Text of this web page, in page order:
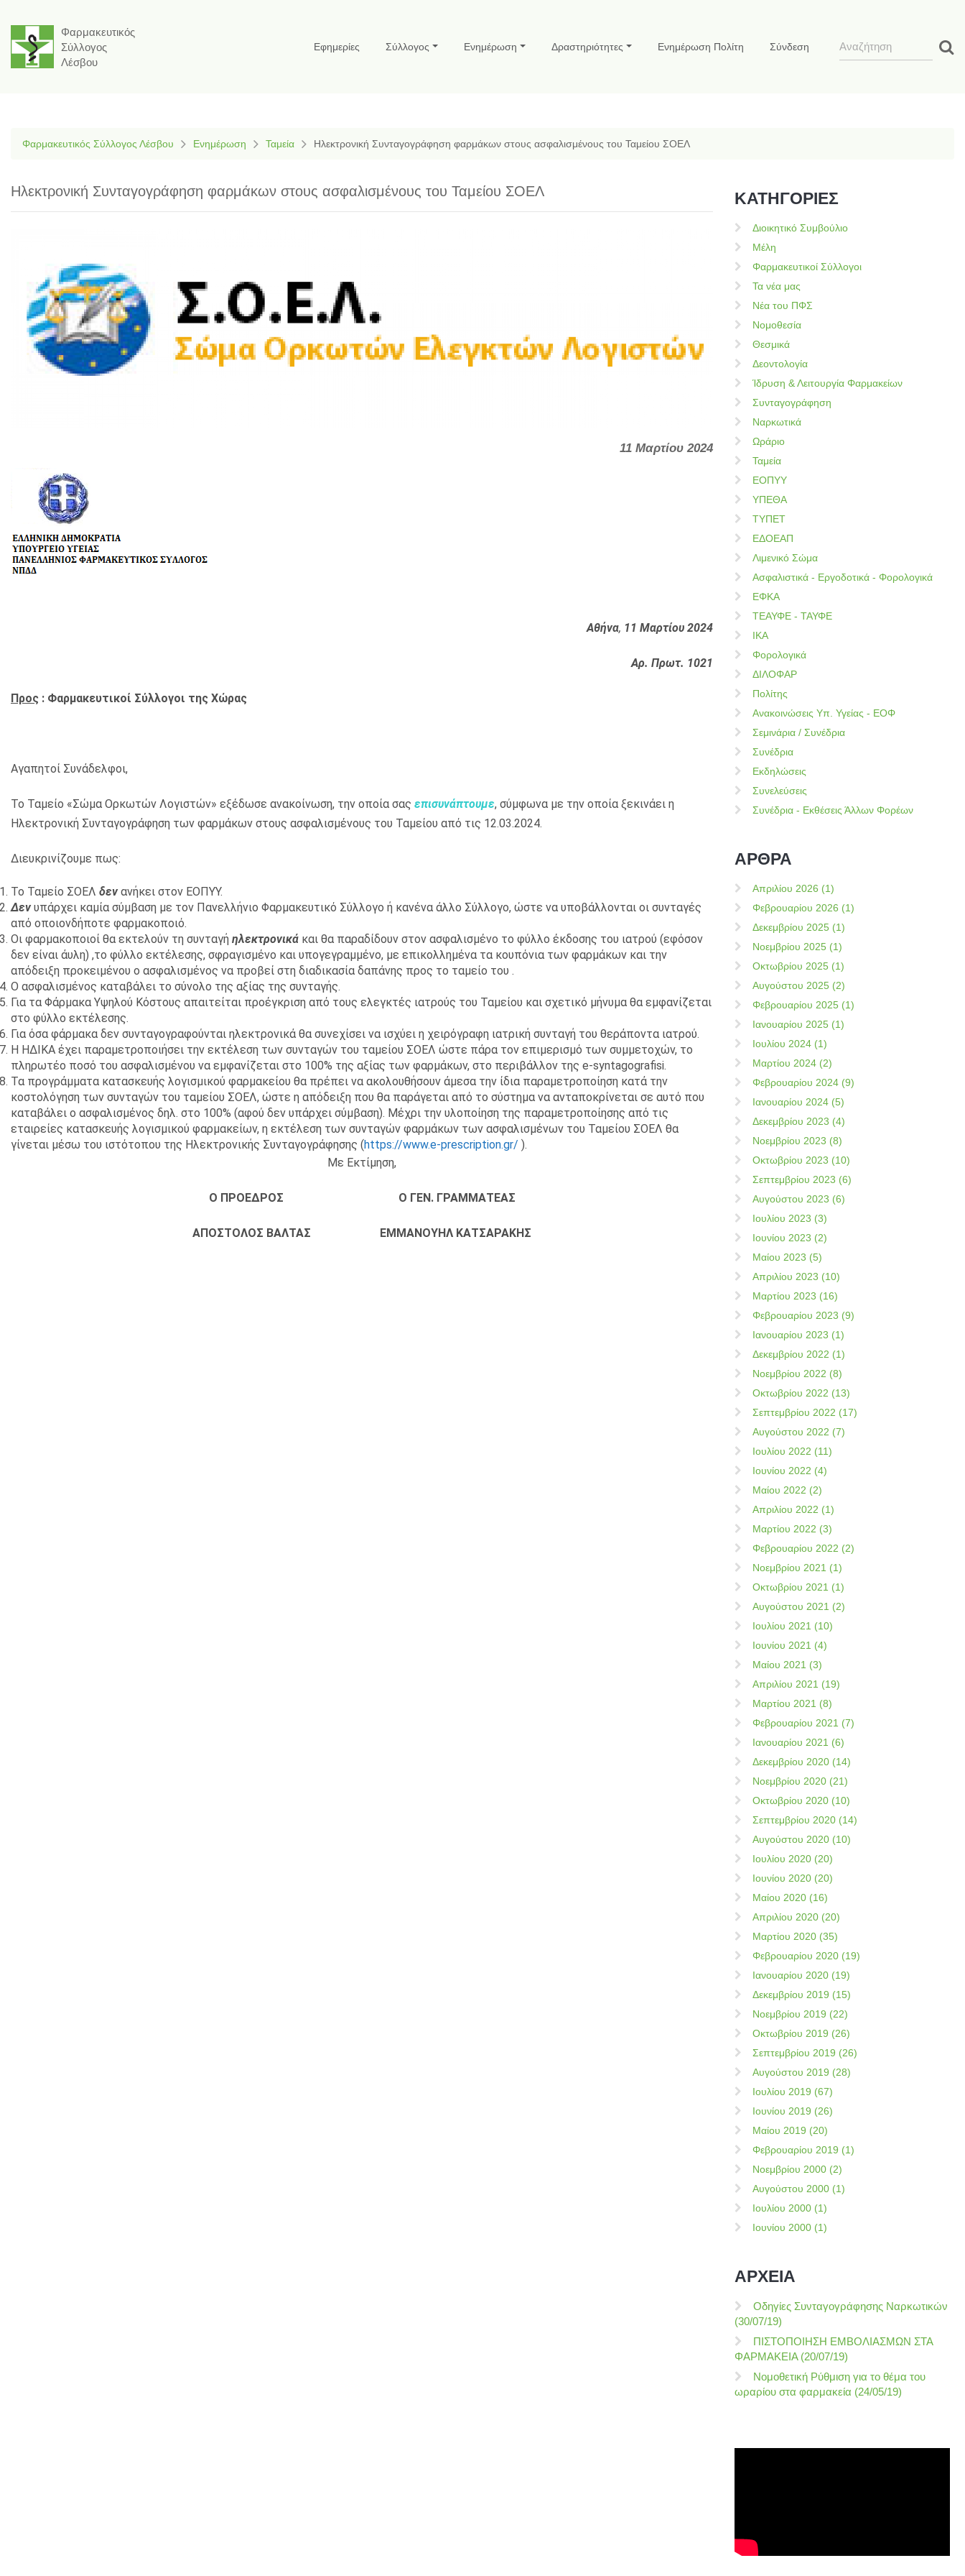
Φαρμακευτικός
Σύλλογος
Λέσβου
Εφημερίες Σύλλογος Ενημέρωση Δραστηριότητες Ενημέρωση Πολίτη Σύνδεση
Φαρμακευτικός Σύλλογος Λέσβου Ενημέρωση Ταμεία Ηλεκτρονική Συνταγογράφηση φαρμάκων στους ασφαλισμένους του Ταμείου ΣΟΕΛ
Ηλεκτρονική Συνταγογράφηση φαρμάκων στους ασφαλισμένους του Ταμείου ΣΟΕΛ
11 Μαρτίου 2024
Αθήνα, 11 Μαρτίου 2024
Αρ. Πρωτ. 1021
Προς : Φαρμακευτικοί Σύλλογοι της Χώρας
Αγαπητοί Συνάδελφοι,
Το Ταμείο «Σώμα Ορκωτών Λογιστών» εξέδωσε ανακοίνωση, την οποία σας επισυνάπτουμε, σύμφωνα με την οποία ξεκινάει η
Ηλεκτρονική Συνταγογράφηση των φαρμάκων στους ασφαλισμένους του Ταμείου από τις 12.03.2024.
Διευκρινίζουμε πως:
Το Ταμείο ΣΟΕΛ δενανήκει στον ΕΟΠΥΥ.
Δενυπάρχει καμία σύμβαση με τον Πανελλήνιο Φαρμακευτικό Σύλλογο ή κανένα άλλο Σύλλογο, ώστε να υποβάλλονται οι συνταγές
από οποιονδήποτε φαρμακοποιό.
Οι φαρμακοποιοί θα εκτελούν τη συνταγή ηλεκτρονικά και θα παραδίδουν στον ασφαλισμένο το φύλλο έκδοσης του ιατρού (εφόσον
δεν είναι άυλη) ,το φύλλο εκτέλεσης, σφραγισμένο και υπογεγραμμένο, με επικολλημένα τα κουπόνια των φαρμάκων και την
απόδειξη προκειμένου ο ασφαλισμένος να προβεί στη διαδικασία δαπάνης προς το ταμείο του .
Ο ασφαλισμένος καταβάλει το σύνολο της αξίας της συνταγής.
Για τα Φάρμακα Υψηλού Κόστους απαιτείται προέγκριση από τους ελεγκτές ιατρούς του Ταμείου και σχετικό μήνυμα θα εμφανίζεται
στο φύλλο εκτέλεσης.
Για όσα φάρμακα δεν συνταγογραφούνται ηλεκτρονικά θα συνεχίσει να ισχύει η χειρόγραφη ιατρική συνταγή του θεράποντα ιατρού.
Η ΗΔΙΚΑ έχει παραμετροποιήσει την εκτέλεση των συνταγών του ταμείου ΣΟΕΛ ώστε πάρα τον επιμερισμό των συμμετοχών, το
πληρωτέο ποσό του ασφαλισμένου να εμφανίζεται στο 100% της αξίας των φαρμάκων, στο περιβάλλον της e-syntagografisi.
Τα προγράμματα κατασκευής λογισμικού φαρμακείου θα πρέπει να ακολουθήσουν άμεσα την ίδια παραμετροποίηση κατά την
κοστολόγηση των συνταγών του ταμείου ΣΟΕΛ, ώστε η απόδειξη που θα παράγεται από το σύστημα να ανταποκρίνεται σε αυτό που
καταβάλει ο ασφαλισμένος δηλ. στο 100% (αφού δεν υπάρχει σύμβαση). Μέχρι την υλοποίηση της παραμετροποίησης από τις
εταιρείες κατασκευής λογισμικού φαρμακείων, η εκτέλεση των συνταγών φαρμάκων των ασφαλισμένων του Ταμείου ΣΟΕΛ θα
γίνεται μέσω του ιστότοπου της Ηλεκτρονικής Συνταγογράφησης (https://www.e-prescription.gr/ ).
Με Εκτίμηση,
Ο ΠΡΟΕΔΡΟΣ Ο ΓΕΝ. ΓΡΑΜΜΑΤΕΑΣ
ΑΠΟΣΤΟΛΟΣ ΒΑΛΤΑΣ ΕΜΜΑΝΟΥΗΛ ΚΑΤΣΑΡΑΚΗΣ
ΚΑΤΗΓΟΡΙΕΣ
Διοικητικό Συμβούλιο
Μέλη
Φαρμακευτικοί Σύλλογοι
Τα νέα μας
Νέα του ΠΦΣ
Νομοθεσία
Θεσμικά
Δεοντολογία
Ίδρυση & Λειτουργία Φαρμακείων
Συνταγογράφηση
Ναρκωτικά
Ωράριο
Ταμεία
ΕΟΠΥΥ
ΥΠΕΘΑ
ΤΥΠΕΤ
ΕΔΟΕΑΠ
Λιμενικό Σώμα
Ασφαλιστικά - Εργοδοτικά - Φορολογικά
ΕΦΚΑ
ΤΕΑΥΦΕ - ΤΑΥΦΕ
ΙΚΑ
Φορολογικά
ΔΙΛΟΦΑΡ
Πολίτης
Ανακοινώσεις Υπ. Υγείας - ΕΟΦ
Σεμινάρια / Συνέδρια
Συνέδρια
Εκδηλώσεις
Συνελεύσεις
Συνέδρια - Εκθέσεις Άλλων Φορέων
ΑΡΘΡΑ
Απριλίου 2026 (1)
Φεβρουαρίου 2026 (1)
Δεκεμβρίου 2025 (1)
Νοεμβρίου 2025 (1)
Οκτωβρίου 2025 (1)
Αυγούστου 2025 (2)
Φεβρουαρίου 2025 (1)
Ιανουαρίου 2025 (1)
Ιουλίου 2024 (1)
Μαρτίου 2024 (2)
Φεβρουαρίου 2024 (9)
Ιανουαρίου 2024 (5)
Δεκεμβρίου 2023 (4)
Νοεμβρίου 2023 (8)
Οκτωβρίου 2023 (10)
Σεπτεμβρίου 2023 (6)
Αυγούστου 2023 (6)
Ιουλίου 2023 (3)
Ιουνίου 2023 (2)
Μαίου 2023 (5)
Απριλίου 2023 (10)
Μαρτίου 2023 (16)
Φεβρουαρίου 2023 (9)
Ιανουαρίου 2023 (1)
Δεκεμβρίου 2022 (1)
Νοεμβρίου 2022 (8)
Οκτωβρίου 2022 (13)
Σεπτεμβρίου 2022 (17)
Αυγούστου 2022 (7)
Ιουλίου 2022 (11)
Ιουνίου 2022 (4)
Μαίου 2022 (2)
Απριλίου 2022 (1)
Μαρτίου 2022 (3)
Φεβρουαρίου 2022 (2)
Νοεμβρίου 2021 (1)
Οκτωβρίου 2021 (1)
Αυγούστου 2021 (2)
Ιουλίου 2021 (10)
Ιουνίου 2021 (4)
Μαίου 2021 (3)
Απριλίου 2021 (19)
Μαρτίου 2021 (8)
Φεβρουαρίου 2021 (7)
Ιανουαρίου 2021 (6)
Δεκεμβρίου 2020 (14)
Νοεμβρίου 2020 (21)
Οκτωβρίου 2020 (10)
Σεπτεμβρίου 2020 (14)
Αυγούστου 2020 (10)
Ιουλίου 2020 (20)
Ιουνίου 2020 (20)
Μαίου 2020 (16)
Απριλίου 2020 (20)
Μαρτίου 2020 (35)
Φεβρουαρίου 2020 (19)
Ιανουαρίου 2020 (19)
Δεκεμβρίου 2019 (15)
Νοεμβρίου 2019 (22)
Οκτωβρίου 2019 (26)
Σεπτεμβρίου 2019 (26)
Αυγούστου 2019 (28)
Ιουλίου 2019 (67)
Ιουνίου 2019 (26)
Μαίου 2019 (20)
Φεβρουαρίου 2019 (1)
Νοεμβρίου 2000 (2)
Αυγούστου 2000 (1)
Ιουλίου 2000 (1)
Ιουνίου 2000 (1)
ΑΡΧΕΙΑ
Οδηγίες Συνταγογράφησης Ναρκωτικών
(30/07/19)
ΠΙΣΤΟΠΟΙΗΣΗ ΕΜΒΟΛΙΑΣΜΩΝ ΣΤΑ
ΦΑΡΜΑΚΕΙΑ (20/07/19)
Νομοθετική Ρύθμιση για το θέμα του
ωραρίου στα φαρμακεία (24/05/19)